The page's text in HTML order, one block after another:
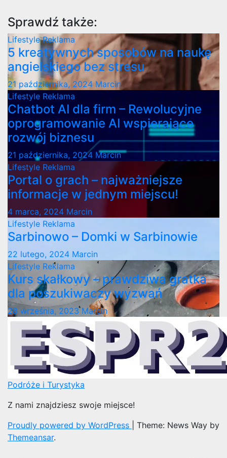
Sprawdź także:
LifestyleReklama
5 kreatywnych sposobów na naukę
angielskiego bez stresu
21 października, 2024 Marcin
Lifestyle Reklama
Chatbot AI dla firm – Rewolucyjne
oprogramowanie AI wspierające
rozwój biznesu
21 października, 2024 Marcin
Lifestyle Reklama
Portal o grach – najważniejsze
informacje w jednym miejscu!
4 marca, 2024 Marcin
Lifestyle Reklama
Sarbinowo – Domki w Sarbinowie
22 lutego, 2024 Marcin
Lifestyle Reklama
Kurs skałkowy – prawdziwa gratka
dla poszukiwaczy wyzwań
28 września, 2023Marcin
Podróże i Turystyka
Z nami znajdziesz swoje miejsce!
Proudly powered by WordPress
Theme: News Way by
Themeansar.